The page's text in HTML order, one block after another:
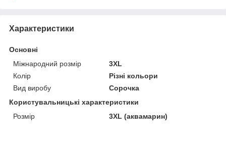
Характеристики
Основні
Міжнародний розмір
3XL
Колір
Різні кольори
Вид виробу
Сорочка
Користувальницькі характеристики
Розмір
3XL (аквамарин)